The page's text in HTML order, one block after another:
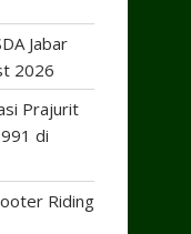
Jabar
2026
Prajurit
di
Riding